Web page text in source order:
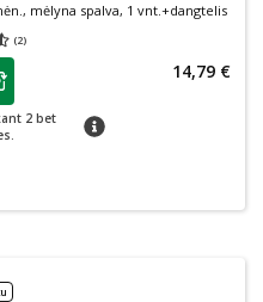
mėlyna spalva, 1 vnt.+dangtelis
(2) 4.50
klubo narių nuolaida
2 bet
patarimas
14,79 €